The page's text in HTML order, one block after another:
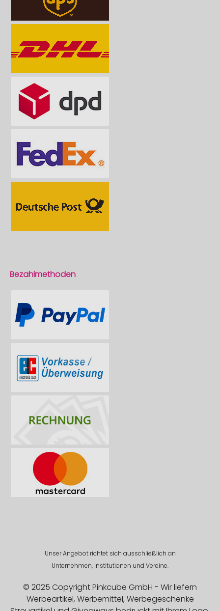
Bezahlmethoden
Unser Angebot richtet sich ausschließlich an
Unternehmen, Institutionen und Vereine.
© 2025 Copyright Pinkcube GmbH - Wir liefern
Werbeartikel, Werbemittel, Werbegeschenke